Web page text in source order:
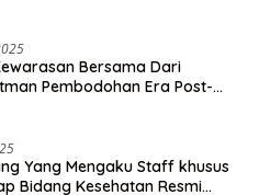
Bersama Dari
Pembodohan Era Post-
Yang Mengaku Staff khusus
Bidang Kesehatan Resmi